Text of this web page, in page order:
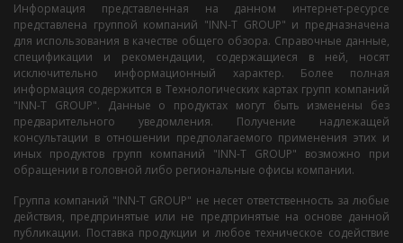
Информация представленная на данном интернет-ресурсе
представлена группой компаний "INN-T GROUP" и предназначена
для использования в качестве общего обзора. Справочные данные,
спецификации и рекомендации, содержащиеся в ней, носят
исключительно информационный характер. Более полная
информация содержится в Технологических картах групп компаний
"INN-T GROUP". Данные о продуктах могут быть изменены без
предварительного уведомления. Получение надлежащей
консультации в отношении предполагаемого применения этих и
иных продуктов групп компаний "INN-T GROUP" возможно при
обращении в головной либо региональные офисы компании.
Группа компаний "INN-T GROUP" не несет ответственность за любые
действия, предпринятые или не предпринятые на основе данной
публикации. Поставка продукции и любое техническое содействие